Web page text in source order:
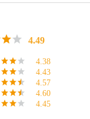
4.49
4.38
4.43
4.57
4.60
4.45